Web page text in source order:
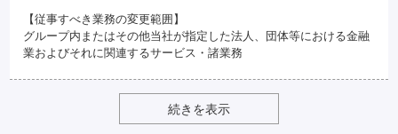
【従事すべき業務の変更範囲】
グループ内またはその他当社が指定した法人、団体等における金融
業およびそれに関連するサービス・諸業務
続きを表示